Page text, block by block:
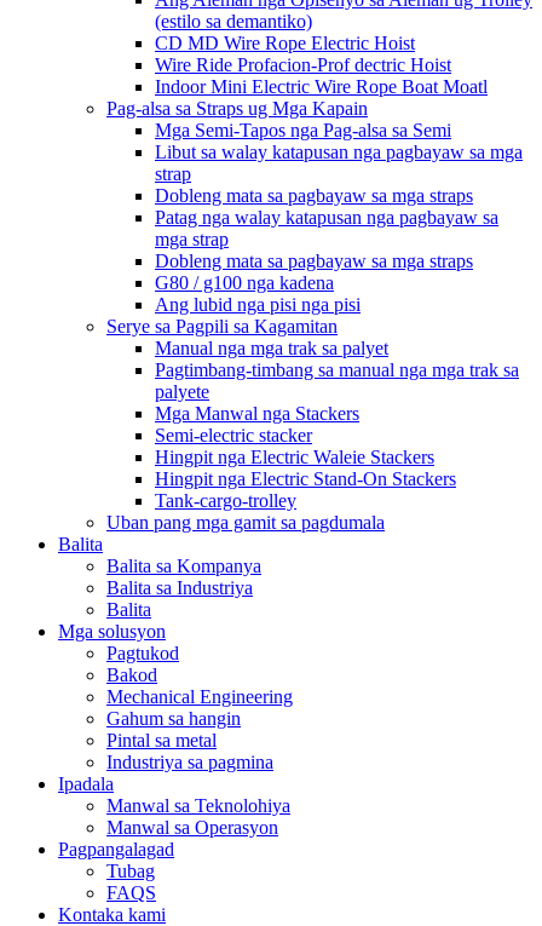
(estilo sa demantiko)
CD MD Wire Rope Electric Hoist
Wire Ride Profacion-Prof dectric Hoist
Indoor Mini Electric Wire Rope Boat Moatl
Pag-alsa sa Straps ug Mga Kapain
Mga Semi-Tapos nga Pag-alsa sa Semi
Libut sa walay katapusan nga pagbayaw sa mga
strap
Dobleng mata sa pagbayaw sa mga straps
Patag nga walay katapusan nga pagbayaw sa
mga strap
Dobleng mata sa pagbayaw sa mga straps
G80 / g100 nga kadena
Ang lubid nga pisi nga pisi
Serye sa Pagpili sa Kagamitan
Manual nga mga trak sa palyet
Pagtimbang-timbang sa manual nga mga trak sa
palyete
Mga Manwal nga Stackers
Semi-electric stacker
Hingpit nga Electric Waleie Stackers
Hingpit nga Electric Stand-On Stackers
Tank-cargo-trolley
Uban pang mga gamit sa pagdumala
Balita
Balita sa Kompanya
Balita sa Industriya
Balita
Mga solusyon
Pagtukod
Bakod
Mechanical Engineering
Gahum sa hangin
Pintal sa metal
Industriya sa pagmina
Ipadala
Manwal sa Teknolohiya
Manwal sa Operasyon
Pagpangalagad
Tubag
FAQS
Kontaka kami